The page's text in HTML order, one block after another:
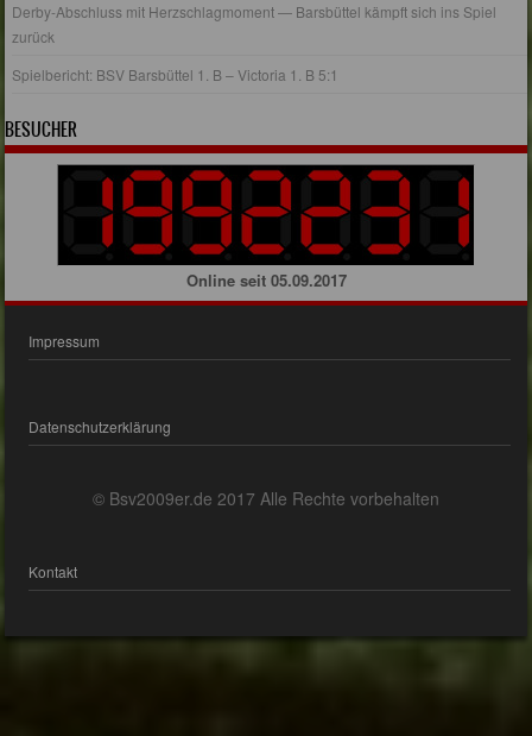
Derby-Abschluss mit Herzschlagmoment — Barsbüttel kämpft sich ins Spiel
zurück
Spielbericht: BSV Barsbüttel 1. B – Victoria 1. B 5:1
BESUCHER
Online seit 05.09.2017
Impressum
Datenschutzerklärung
© Bsv2009er.de 2017 Alle Rechte vorbehalten
Kontakt